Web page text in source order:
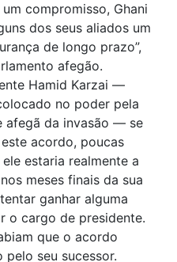
compromisso, Ghani
dos seus aliados um
de longo prazo”,
afegão.
Hamid Karzai —
no poder pela
afegã da invasão — se
acordo, poucas
estaria realmente a
meses finais da sua
ganhar alguma
o cargo de presidente.
que o acordo
pelo seu sucessor.